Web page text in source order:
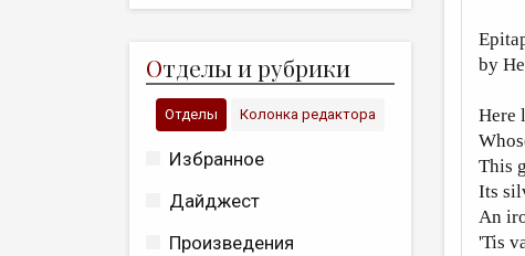
Отделы и рубрики
Отделы Колонка редактора
Избранное
Дайджест
Произведения
by
Here
This
Its
An
'Tis